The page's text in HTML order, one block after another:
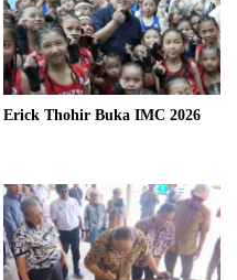
Erick Thohir Buka IMC 2026